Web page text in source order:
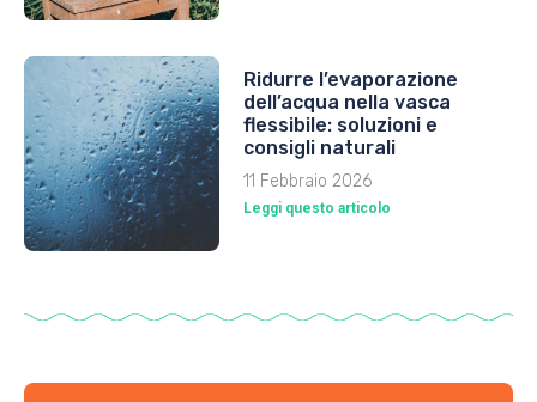
Ridurre l’evaporazione
dell’acqua nella vasca
flessibile: soluzioni e
consigli naturali
11 Febbraio 2026
Leggi questo articolo